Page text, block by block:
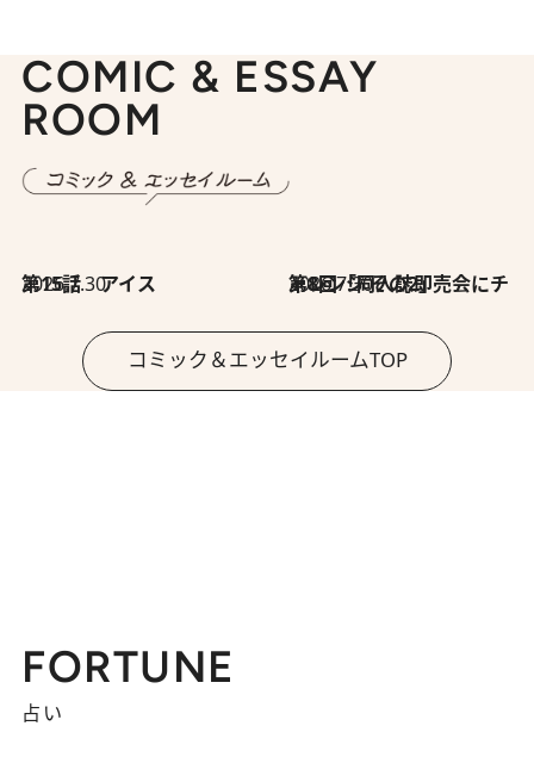
COMIC & ESSAY
ROOM
2026.7.30
第15話 アイス 2026.7.30
第8回「同人誌即売会にチャレンジ その2」
コミック＆エッセイルームTOP
FORTUNE
占い